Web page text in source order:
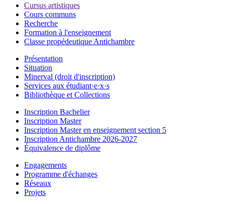
Cursus artistiques
Cours communs
Recherche
Formation à l'enseignement
Classe propédeutique Antichambre
Présentation
Situation
Minerval (droit d'inscription)
Services aux étudiant·e·x·s
Bibliothèque et Collections
Inscription Bachelier
Inscription Master
Inscription Master en enseignement section 5
Inscription Antichambre 2026-2027
Équivalence de diplôme
Engagements
Programme d'échanges
Réseaux
Projets